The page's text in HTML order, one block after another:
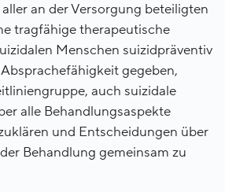
an der Versorgung beteiligten
tragfähige therapeutische
Menschen suizidpräventiv
gegeben,
auch suizidale
alle Behandlungsaspekte
und Entscheidungen über
Behandlung gemeinsam zu